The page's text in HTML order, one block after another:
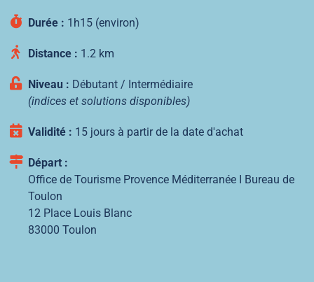
Durée : 1h15 (environ)
Distance : 1.2 km
Niveau : Débutant / Intermédiaire
(indices et solutions disponibles)
Validité : 15 jours à partir de la date d'achat
Départ :
Office de Tourisme Provence Méditerranée I Bureau de
Toulon
12 Place Louis Blanc
83000 Toulon